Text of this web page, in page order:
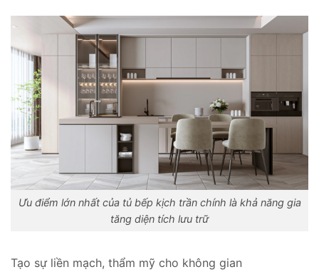
Ưu điểm lớn nhất của tủ bếp kịch trần chính là khả năng gia
tăng diện tích lưu trữ
Tạo sự liền mạch, thẩm mỹ cho không gian